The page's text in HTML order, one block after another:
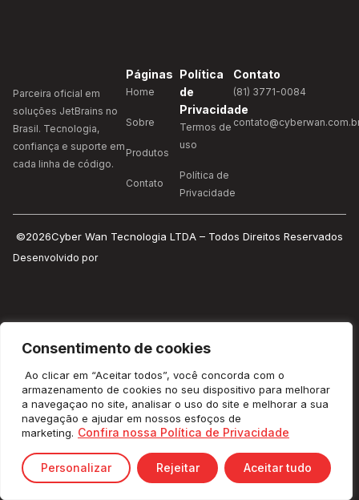
Consentimento de cookies
Ao clicar em “Aceitar todos”, você concorda com o
armazenamento de cookies no seu dispositivo para melhorar
a navegaçao no site, analisar o uso do site e melhorar a sua
navegação e ajudar em nossos esfoços de
marketing. Confira nossa Política de Privacidade
Personalizar Rejeitar Aceitar tudo
Parceira oficial em
soluções JetBrains no
Brasil. Tecnologia,
confiança e suporte em
cada linha de código.
Páginas
Home
Sobre
Produtos
Contato
Política
de
Privacidade
Termos de
uso
Política de
Privacidade
Contato
(81) 3771-0084
©2026Cyber Wan Tecnologia LTDA – Todos Direitos Reservados
Desenvolvido por